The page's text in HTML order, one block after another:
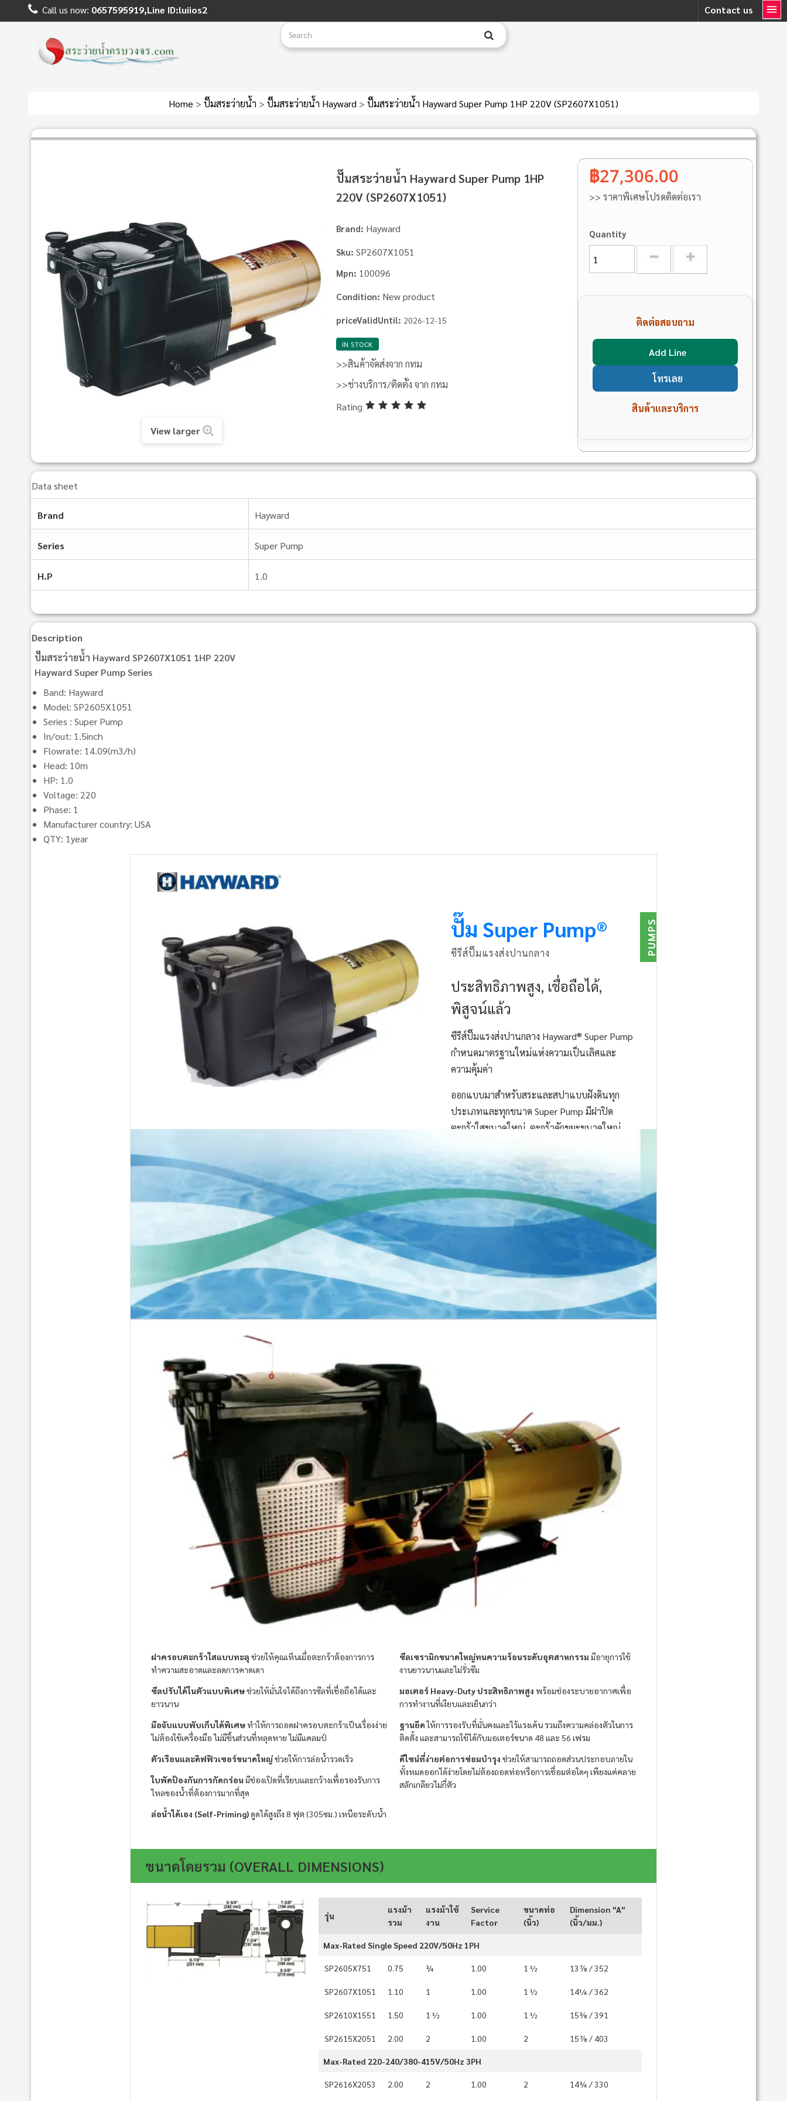
Contact us
Call us now: 0657595919,Line ID:luiios2
Home > ปั๊มสระว่ายน้ำ > ปั๊มสระว่ายน้ำ Hayward > ปั๊มสระว่ายน้ำ Hayward Super Pump 1HP 220V (SP2607X1051)
View larger
ปั๊มสระว่ายน้ำ Hayward Super Pump 1HP
220V (SP2607X1051)
Brand: Hayward
Sku: SP2607X1051
Mpn: 100096
Condition: New product
priceValidUntil: 2026-12-15
IN STOCK
>>สินค้าจัดส่งจาก กทม
>>ช่างบริการ/ติดตั้ง จาก กทม
Rating
฿27,306.00
>> ราคาพิเศษโปรดติดต่อเรา
Quantity
ติดต่อสอบถาม
Add Line
โทรเลย
สินค้าและบริการ
Data sheet
Brand Hayward
Series Super Pump
H.P 1.0
Description
ปั๊มสระว่ายน้ำ Hayward SP2607X1051 1HP 220V
Hayward Super Pump Series
Band: Hayward
Model: SP2605X1051
Series : Super Pump
In/out: 1.5inch
Flowrate: 14.09(m3/h)
Head: 10m
HP: 1.0
Voltage: 220
Phase: 1
Manufacturer country: USA
QTY: 1year
PUMPS
ปั๊ม Super Pump®
ซีรีส์ปั๊มแรงส่งปานกลาง
ประสิทธิภาพสูง, เชื่อถือได้,
พิสูจน์แล้ว
ซีรีส์ปั๊มแรงส่งปานกลาง Hayward® Super Pump
กำหนดมาตรฐานใหม่แห่งความเป็นเลิศและ
ความคุ้มค่า
ออกแบบมาสำหรับสระและสปาแบบฝังดินทุก
ประเภทและทุกขนาด Super Pump มีฝาปิด
ตะกร้าใสขนาดใหญ่, ตะกร้าดักขยะขนาดใหญ่
เพื่อความสะดวกสบายสูงสุด
Super Pump ผสมผสานประสิทธิภาพที่พิสูจน์
แล้วเข้ากับการทำงานที่เงียบ, มีประสิทธิภาพ
และเชื่อถือได้
ฝาครอบตะกร้าใสแบบทะลุ ช่วยให้คุณเห็นเมื่อตะกร้าต้องการการ
ทำความสะอาดและลดการคาดเดา
ซีลปรับได้ในตัวแบบพิเศษช่วยให้มั่นใจได้ถึงการซีลที่เชื่อถือได้และ
ยาวนาน
มือจับแบบพับเก็บได้พิเศษทำให้การถอดฝาครอบตะกร้าเป็นเรื่องง่าย
ไม่ต้องใช้เครื่องมือ ไม่มีชิ้นส่วนที่หลุดหาย ไม่มีแคลมป์
ตัวเรือนและดิฟฟิวเซอร์ขนาดใหญ่ช่วยให้การล่อน้ำรวดเร็ว
ใบพัดป้องกันการกัดกร่อนมีช่องเปิดที่เรียบและกว้างเพื่อรองรับการ
ไหลของน้ำที่ต้องการมากที่สุด
ล่อน้ำได้เอง (Self-Priming)ดูดได้สูงถึง 8 ฟุต (305ซม.) เหนือระดับน้ำ
ซีลเซรามิกขนาดใหญ่ทนความร้อนระดับอุตสาหกรรม มีอายุการใช้
งานยาวนานและไม่รั่วซึม
มอเตอร์ Heavy-Duty ประสิทธิภาพสูง พร้อมช่องระบายอากาศเพื่อ
การทำงานที่เงียบและเย็นกว่า
ฐานยึดให้การรองรับที่มั่นคงและไร้แรงเค้น รวมถึงความคล่องตัวในการ
ติดตั้ง และสามารถใช้ได้กับมอเตอร์ขนาด 48 และ 56 เฟรม
ดีไซน์ที่ง่ายต่อการซ่อมบำรุง ช่วยให้สามารถถอดส่วนประกอบภายใน
ทั้งหมดออกได้ง่ายโดยไม่ต้องถอดท่อหรือการเชื่อมต่อใดๆ เพียงแค่คลาย
สลักเกลียวไม่กี่ตัว
ขนาดโดยรวม (OVERALL DIMENSIONS)
รุ่น
แรงม้า
รวม
แรงม้าใช้
งาน
Service
Factor
ขนาดท่อ
(นิ้ว)
Dimension "A"
(นิ้ว/มม.)
Max-Rated Single Speed 220V/50Hz 1PH
SP2605X751 0.75 ¾ 1.00 1 ½ 13⅞ / 352
SP2607X1051 1.10 1 1.00 1 ½ 14¼ / 362
SP2610X1551 1.50 1 ½ 1.00 1 ½ 15⅜ / 391
SP2615X2051 2.00 2 1.00 2 15⅞ / 403
Max-Rated 220-240/380-415V/50Hz 3PH
SP2616X2053 2.00 2 1.00 2 14¾ / 330